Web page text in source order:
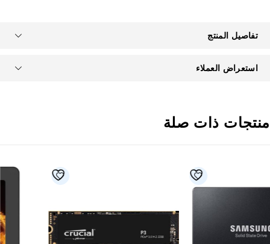
تفاصيل المنتج
استعراض العملاء
ذات صلة